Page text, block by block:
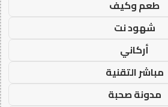
طعم وكيف
شهود نت
أركاني
مباشر التقنية
مدونة صحبة